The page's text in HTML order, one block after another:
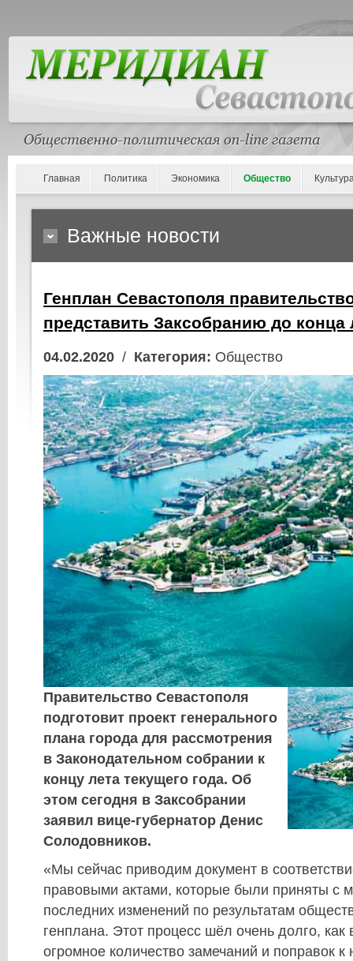
Главная Политика Экономика Общество
Важные новости
Генплан Севастополя
представить Заксобранию до конца
04.02.2020 / Категория: Общество
Правительство Севастополя
подготовит проект генерального
плана города для рассмотрения
в Законодательном собрании к
концу лета текущего года. Об
этом сегодня в Заксобрании
заявил вице-губернатор Денис
Солодовников.
«Мы сейчас приводим документ в
правовыми актами, которые были приняты с
последних изменений по результатам
генплана. Этот процесс шёл очень долго,
огромное количество замечаний и поправок к